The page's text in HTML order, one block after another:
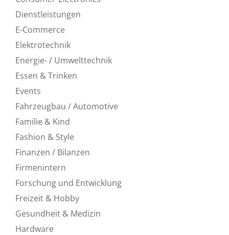
Dienstleistungen
E-Commerce
Elektrotechnik
Energie- / Umwelttechnik
Essen & Trinken
Events
Fahrzeugbau / Automotive
Familie & Kind
Fashion & Style
Finanzen / Bilanzen
Firmenintern
Forschung und Entwicklung
Freizeit & Hobby
Gesundheit & Medizin
Hardware